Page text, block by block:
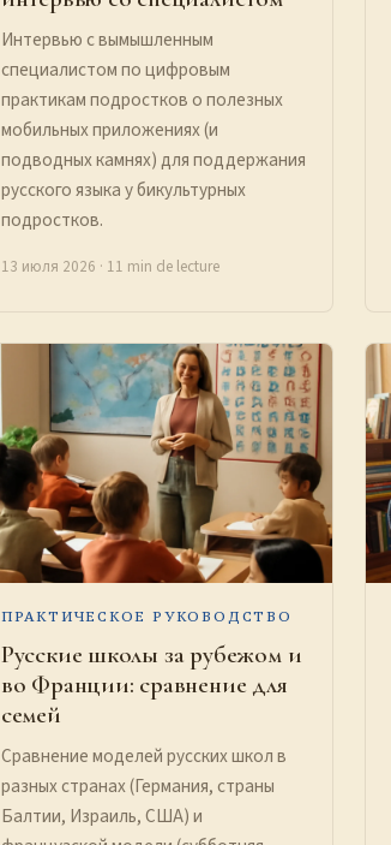
Интервью с вымышленным
специалистом по цифровым
практикам подростков о полезных
мобильных приложениях (и
подводных камнях) для поддержания
русского языка у бикультурных
подростков.
13 июля 2026 · 11 min de lecture
ПРАКТИЧЕСКОЕ РУКОВОДСТВО
Русские школы за рубежом и
во Франции: сравнение для
семей
Сравнение моделей русских школ в
разных странах (Германия, страны
Балтии, Израиль, США) и